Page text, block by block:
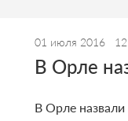
01 июля 2016
В Орле
В Орле